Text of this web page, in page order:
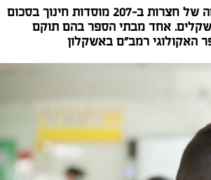
עד שנת 2021: הקמה של חצרות ב-207 מוסדות חינוך בסכום
מיליון שקלים. אחד מבתי הספר בהם תוקם
האקולוגי רמב"ם באשקלון